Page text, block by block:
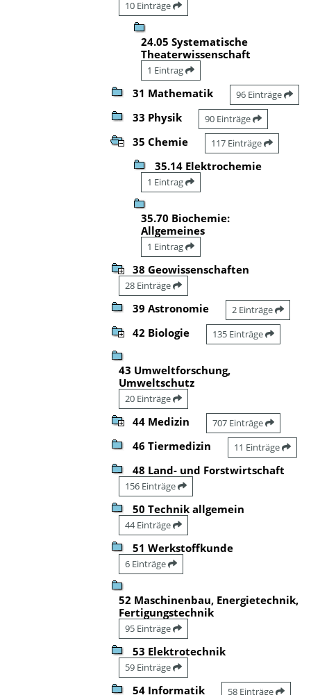
10 Einträge
24.05 Systematische
Theaterwissenschaft
1 Eintrag
31 Mathematik 96 Einträge
33 Physik 90 Einträge
35 Chemie 117 Einträge
35.14 Elektrochemie
1 Eintrag
35.70 Biochemie:
Allgemeines
1 Eintrag
38 Geowissenschaften
28 Einträge
39 Astronomie 2 Einträge
42 Biologie 135 Einträge
43 Umweltforschung,
Umweltschutz
20 Einträge
44 Medizin 707 Einträge
46 Tiermedizin 11 Einträge
48 Land- und Forstwirtschaft
156 Einträge
50 Technik allgemein
44 Einträge
51 Werkstoffkunde
6 Einträge
52 Maschinenbau, Energietechnik,
Fertigungstechnik
95 Einträge
53 Elektrotechnik
59 Einträge
54 Informatik 58 Einträge